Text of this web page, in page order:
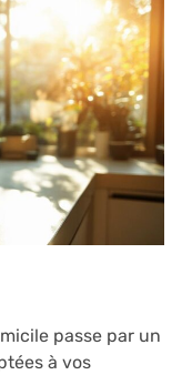
passe par un
à vos